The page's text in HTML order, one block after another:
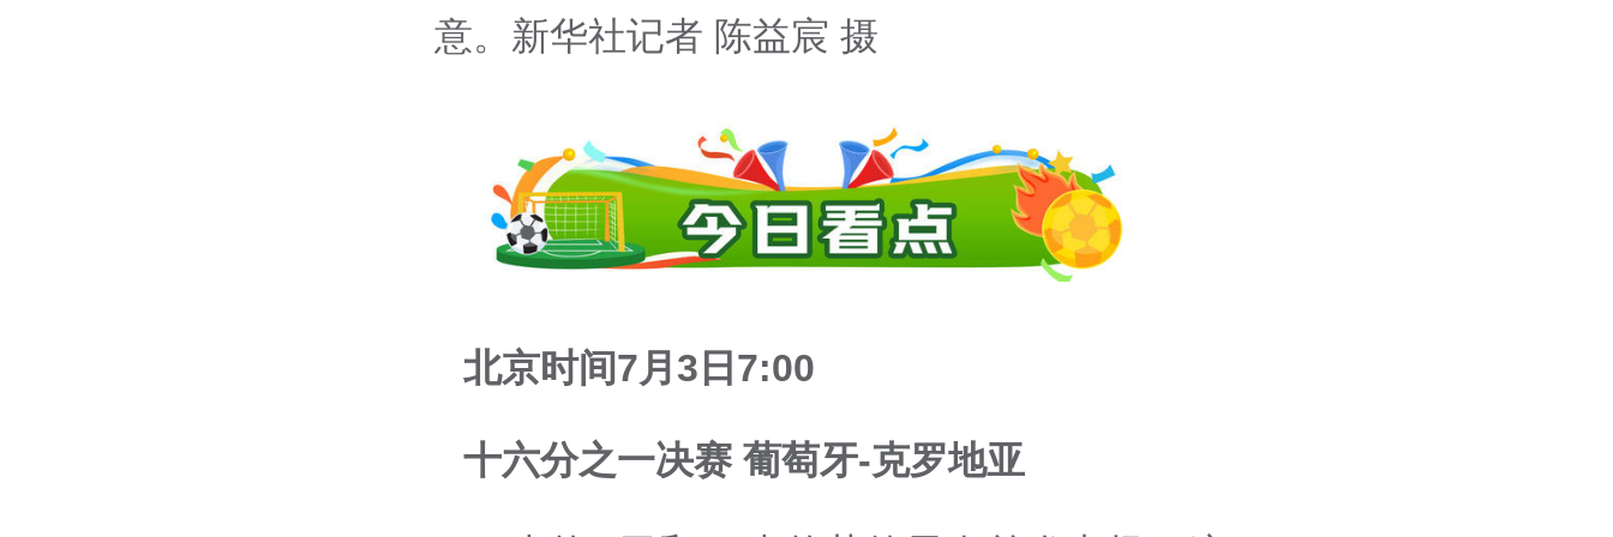
意。新华社记者 陈益宸 摄
北京时间7月3日7:00
十六分之一决赛 葡萄牙-克罗地亚